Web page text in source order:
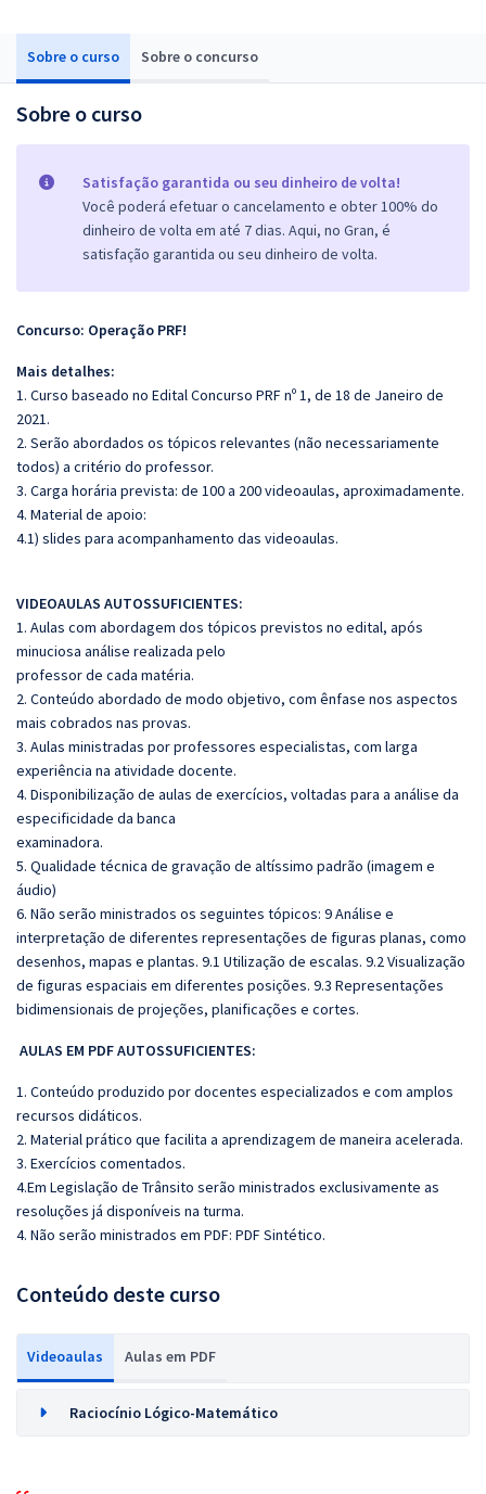
Sobre o curso Sobre o concurso
Sobre o curso
Satisfação garantida ou seu dinheiro de volta!
Você poderá efetuar o cancelamento e obter 100% do
dinheiro de volta em até 7 dias. Aqui, no Gran, é
satisfação garantida ou seu dinheiro de volta.
Concurso: Operação PRF!
Mais detalhes:
1. Curso baseado no Edital Concurso PRF nº 1, de 18 de Janeiro de
2021.
2. Serão abordados os tópicos relevantes (não necessariamente
todos) a critério do professor.
3. Carga horária prevista: de 100 a 200 videoaulas, aproximadamente.
4. Material de apoio:
4.1) slides para acompanhamento das videoaulas.
VIDEOAULAS AUTOSSUFICIENTES:
1. Aulas com abordagem dos tópicos previstos no edital, após
minuciosa análise realizada pelo
professor de cada matéria.
2. Conteúdo abordado de modo objetivo, com ênfase nos aspectos
mais cobrados nas provas.
3. Aulas ministradas por professores especialistas, com larga
experiência na atividade docente.
4. Disponibilização de aulas de exercícios, voltadas para a análise da
especificidade da banca
examinadora.
5. Qualidade técnica de gravação de altíssimo padrão (imagem e
áudio)
6. Não serão ministrados os seguintes tópicos: 9 Análise e
interpretação de diferentes representações de figuras planas, como
desenhos, mapas e plantas. 9.1 Utilização de escalas. 9.2 Visualização
de figuras espaciais em diferentes posições. 9.3 Representações
bidimensionais de projeções, planificações e cortes.
AULAS EM PDF AUTOSSUFICIENTES:
1. Conteúdo produzido por docentes especializados e com amplos
recursos didáticos.
2. Material prático que facilita a aprendizagem de maneira acelerada.
3. Exercícios comentados.
4.Em Legislação de Trânsito serão ministrados exclusivamente as
resoluções já disponíveis na turma.
4. Não serão ministrados em PDF: PDF Sintético.
Conteúdo deste curso
Videoaulas Aulas em PDF
Raciocínio Lógico-Matemático